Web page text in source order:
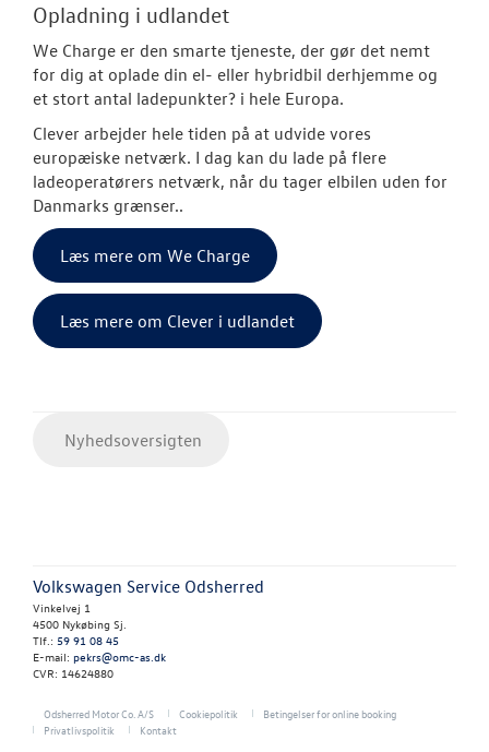
Opladning i udlandet
We Charge er den smarte tjeneste, der gør det nemt
for dig at oplade din el- eller hybridbil derhjemme og
et stort antal ladepunkter? i hele Europa.
Clever arbejder hele tiden på at udvide vores
europæiske netværk. I dag kan du lade på flere
ladeoperatørers netværk, når du tager elbilen uden for
Danmarks grænser..
Læs mere om We Charge
Læs mere om Clever i udlandet
Nyhedsoversigten
Volkswagen Service Odsherred
Vinkelvej 1
4500 Nykøbing Sj.
Tlf.: 59 91 08 45
E-mail: pekrs@omc-as.dk
CVR: 14624880
Odsherred Motor Co. A/S Cookiepolitik
Betingelser for online booking
Privatlivspolitik
Kontakt